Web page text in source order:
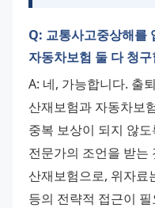
Q: 교통사고중상해를
자동차보험 둘 다 청
A: 네, 가능합니다. 출
산재보험과 자동차보
중복 보상이 되지 않
전문가의 조언을 받는
산재보험으로, 위자료
등의 전략적 접근이